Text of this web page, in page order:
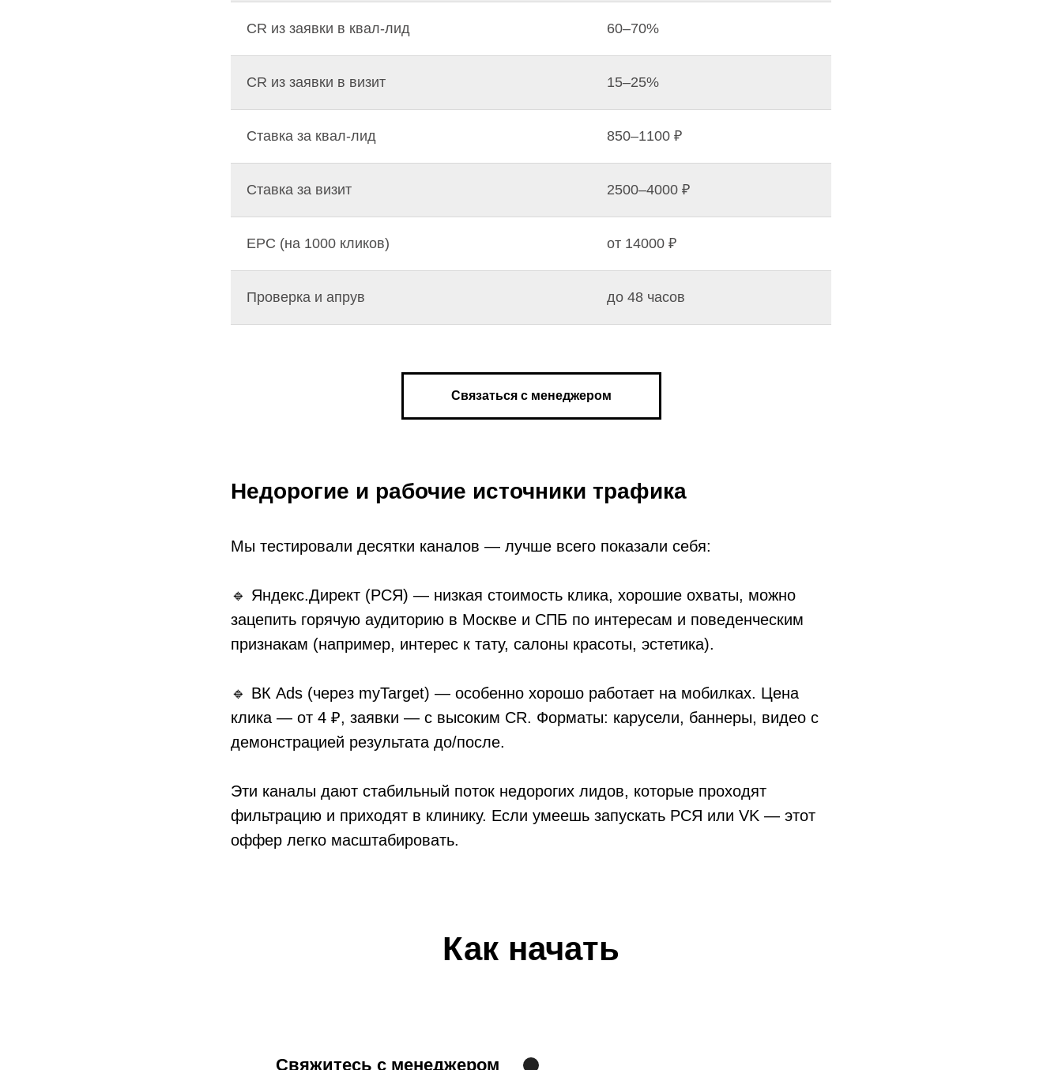
CR из заявки в квал-лид 60–70%
CR из заявки в визит 15–25%
Ставка за квал-лид 850–1100 ₽
Ставка за визит 2500–4000 ₽
EPC (на 1000 кликов) от 14000 ₽
Проверка и апрув до 48 часов
Связаться с менеджером
Недорогие и рабочие источники трафика
Мы тестировали десятки каналов — лучше всего показали себя:
🔹 Яндекс.Директ (РСЯ) — низкая стоимость клика, хорошие охваты, можно
зацепить горячую аудиторию в Москве и СПБ по интересам и поведенческим
признакам (например, интерес к тату, салоны красоты, эстетика).
🔹 ВК Ads (через myTarget) — особенно хорошо работает на мобилках. Цена
клика — от 4 ₽, заявки — с высоким CR. Форматы: карусели, баннеры, видео с
демонстрацией результата до/после.
Эти каналы дают стабильный поток недорогих лидов, которые проходят
фильтрацию и приходят в клинику. Если умеешь запускать РСЯ или VK — этот
оффер легко масштабировать.
Как начать
Свяжитесь с менеджером